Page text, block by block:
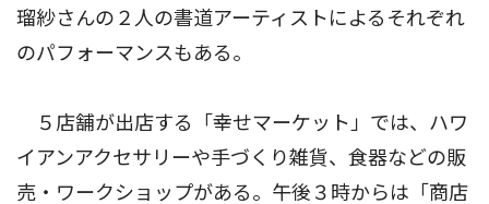
瑠紗さんの２人の書道アーティストによるそれぞれ
のパフォーマンスもある。
５店舗が出店する「幸せマーケット」では、ハワ
イアンアクセサリーや手づくり雑貨、食器などの販
売・ワークショップがある。午後３時からは「商店